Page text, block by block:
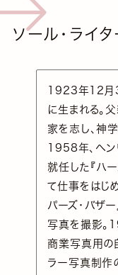
ソール・ライ
1923年12月3
に生まれる。
家を志し、神
1958年、ヘン
就任した『ハ
て仕事をはじ
パーズ・バザ
写真を撮影。
商業写真用の
ラー写真制作